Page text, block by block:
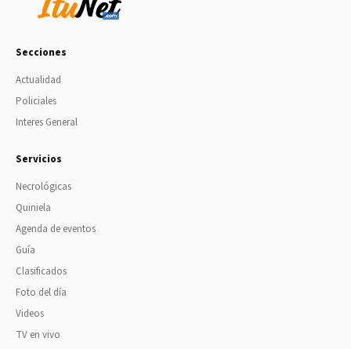
Secciones
Actualidad
Policiales
Interes General
Servicios
Necrológicas
Quiniela
Agenda de eventos
Guía
Clasificados
Foto del día
Videos
TV en vivo